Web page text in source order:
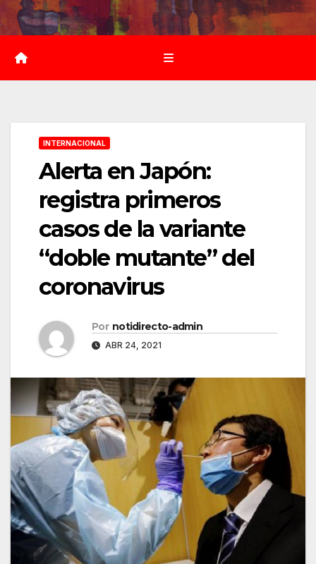
Saltar
al
contenido
INTERNACIONAL
Alerta en Japón:
registra primeros
casos de la variante
“doble mutante” del
coronavirus
Por notidirecto-admin
ABR 24, 2021